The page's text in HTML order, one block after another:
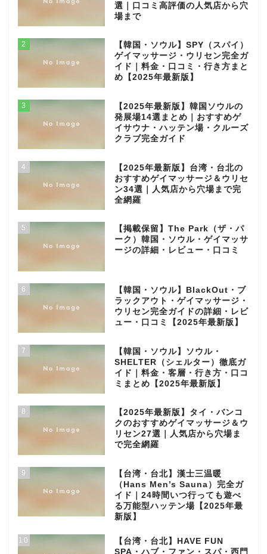
選｜口コミ高評価の人気店から穴
場まで
2
【韓国・ソウル】SPY（スパイ）
ゲイマッサージ・ウリセン完全ガ
イド｜料金・口コミ・行き方まと
め【2025年最新版】
3
【2025年最新版】韓国ソウルの
発展場14選まとめ｜おすすめゲ
イサウナ・ハッテン場・クルーズ
クラブ完全ガイド
4
【2025年最新版】台湾・台北の
おすすめゲイマッサージ＆ウリセ
ン34選｜人気店から穴場まで完
全網羅
5
【掲載保留】The Park（ザ・パ
ーク）韓国・ソウル・ゲイマッサ
ージの詳細・レビュー・口コミ
6
【韓国・ソウル】BlackOut・ブ
ラックアウト・ゲイマッサージ・
ウリセン完全ガイドの詳細・レビ
ュー・口コミ【2025年最新版】
7
【韓国・ソウル】ソウル・
SHELTER（シェルター）徹底ガ
イド｜料金・客層・行き方・口コ
ミまとめ【2025年最新版】
8
【2025年最新版】タイ・バンコ
クのおすすめゲイマッサージ＆ウ
リセン27選｜人気店から穴場ま
で完全網羅
9
【台湾・台北】漢士三温暖
（Hans Men’s Sauna）完全ガ
イド｜24時間いつ行っても遊べ
る万能型ハッテン場【2025年最
新版】
10
【台湾・台北】HAVE FUN
SPA・ハブ・ファン・スパ・西門